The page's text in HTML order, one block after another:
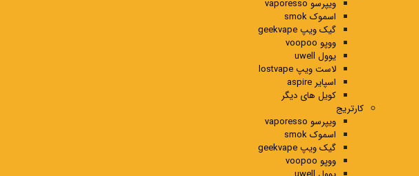
ویپرسو vaporesso
اسموک smok
گیک ویپ geekvape
ووپو voopoo
یوول uwell
لاست ویپ lostvape
اسپایر aspire
کویل های دیگر
کارتریج
ویپرسو vaporesso
اسموک smok
گیک ویپ geekvape
ووپو voopoo